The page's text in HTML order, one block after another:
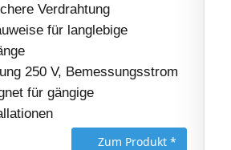
Verdrahtung
für langlebige
250 V, Bemessungsstrom
für gängige
Zum Produkt *